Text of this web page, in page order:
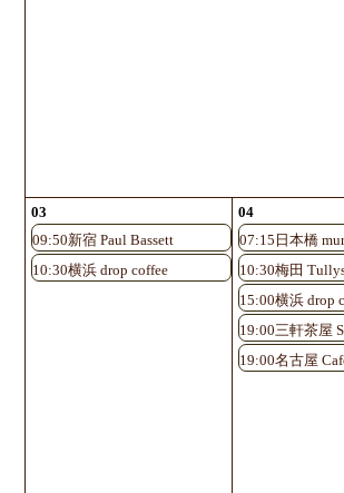
03
09:50新宿 Paul Bassett
10:30横浜 drop coffee
04
07:15日本橋
10:30梅田
15:00横浜 drop
19:00三軒茶屋
19:00名古屋